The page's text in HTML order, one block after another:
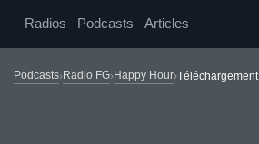
Radios Podcasts Articles
Podcasts Radio FG Happy Hour Téléchargement